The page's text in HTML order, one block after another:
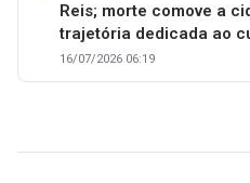
Reis; morte comove a
trajetória dedicada ao
16/07/2026 06:19